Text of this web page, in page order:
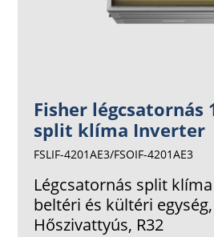
Fisher légcsatornás
split klíma Inverter
FSLIF-4201AE3/FSOIF-4201AE3
Légcsatornás split
beltéri és kültéri
Hőszivattyús, R32